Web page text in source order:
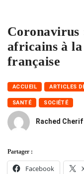
Coronavirus
africains à
française
ACCUEIL ARTICLES
SANTÉ SOCIÉTÉ
Rached Cherif
Partager :
Facebook